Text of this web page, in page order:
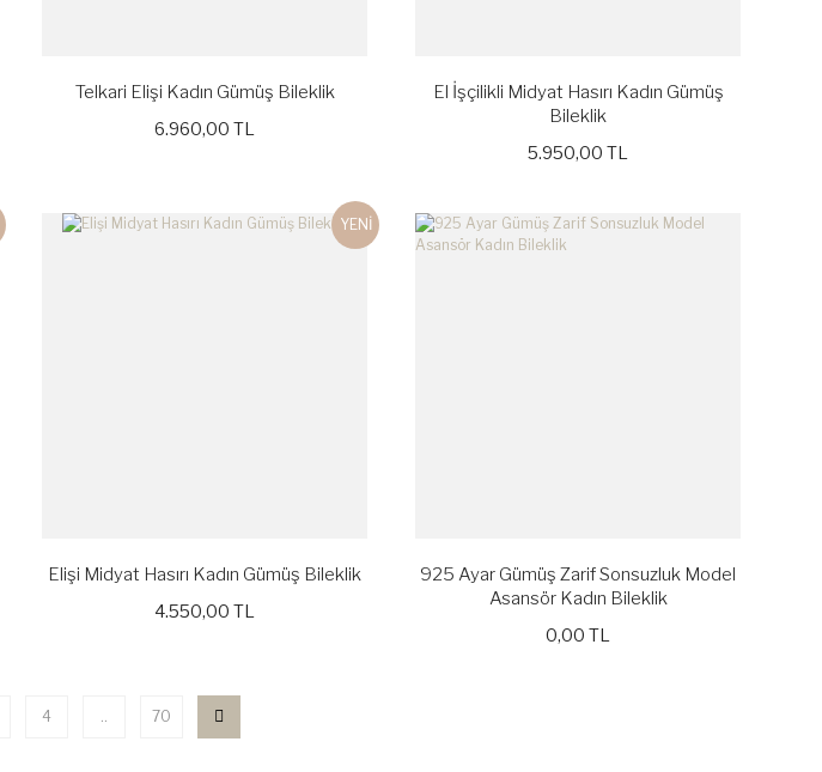
Telkari Elişi Kadın Gümüş Bileklik
6.960,00 TL
El İşçilikli Midyat Hasırı Kadın Gümüş
Bileklik
5.950,00 TL
YENİ
Elişi Midyat Hasırı Kadın Gümüş Bileklik
4.550,00 TL
925 Ayar Gümüş Zarif Sonsuzluk Model
Asansör Kadın Bileklik
0,00 TL
4 .. 70